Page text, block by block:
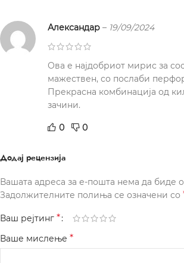
Александар – 19/09/2024
Ова е најдобриот мирис за
мажествен, со послаби
Прекрасна комбинација од
зачини.
0 0
Додај рецензија
Вашата адреса за е-пошта нема да биде
Задолжителните полиња се означени со
Ваш рејтинг *
Ваше мислење *